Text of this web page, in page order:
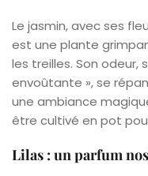
Le jasmin, avec ses
est une plante
les treilles. Son
envoûtante », se
une ambiance
être cultivé en pot
Lilas : un parfum